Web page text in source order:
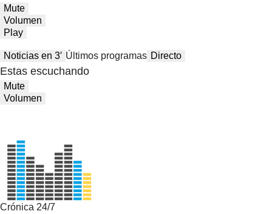
Mute
Volumen
Play
Noticias en 3′ Últimos programas Directo
Estas escuchando
Mute
Volumen
Crónica 24/7